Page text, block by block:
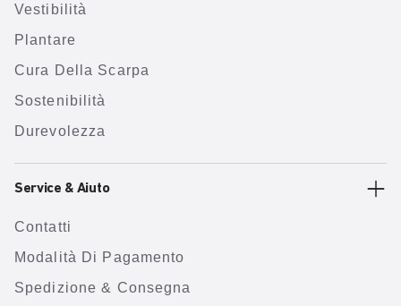
Vestibilità
Plantare
Cura Della Scarpa
Sostenibilità
Durevolezza
Service & Aiuto
Contatti
Modalità Di Pagamento
Spedizione & Consegna